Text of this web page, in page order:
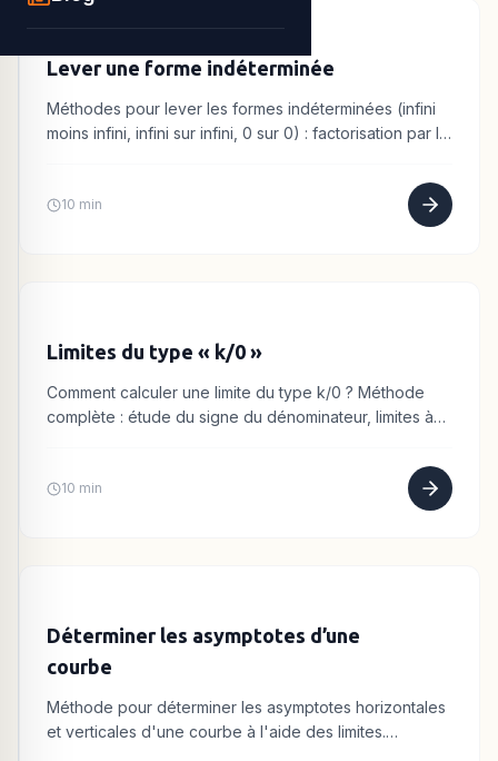
Lever une forme indéterminée
Méthodes pour lever les formes indéterminées (infini
moins infini, infini sur infini, 0 sur 0) : factorisation par le
10 min
Limites du type « k/0 »
Comment calculer une limite du type k/0 ? Méthode
complète : étude du signe du dénominateur, limites à
10 min
Déterminer les asymptotes d’une
courbe
Méthode pour déterminer les asymptotes horizontales
et verticales d'une courbe à l'aide des limites.